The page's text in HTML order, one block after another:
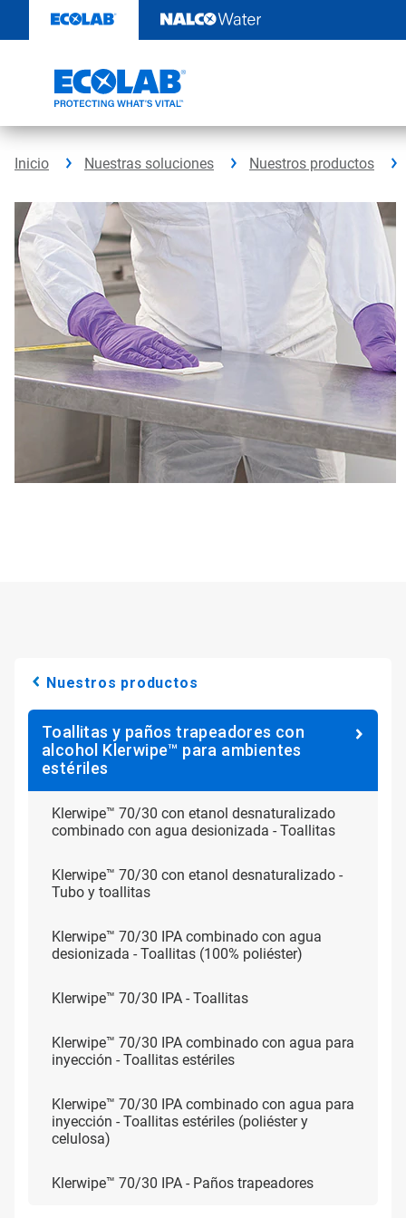
contenido
Inicio Nuestras soluciones Nuestros productos
Nuestros productos
Toallitas y paños trapeadores con
alcohol Klerwipe™ para ambientes
estériles
Klerwipe™ 70/30 con etanol desnaturalizado
combinado con agua desionizada - Toallitas
Klerwipe™ 70/30 con etanol desnaturalizado -
Tubo y toallitas
Klerwipe™ 70/30 IPA combinado con agua
desionizada - Toallitas (100% poliéster)
Klerwipe™ 70/30 IPA - Toallitas
Klerwipe™ 70/30 IPA combinado con agua para
inyección - Toallitas estériles
Klerwipe™ 70/30 IPA combinado con agua para
inyección - Toallitas estériles (poliéster y
celulosa)
Klerwipe™ 70/30 IPA - Paños trapeadores